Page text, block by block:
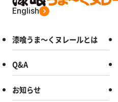
English
漆喰うま～くヌレールとは
Q&A
お知らせ